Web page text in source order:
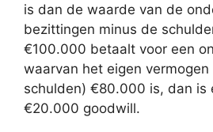
is dan de waarde van de
bezittingen minus de
€100.000 betaalt voor een
waarvan het eigen
schulden) €80.000 is, dan is
€20.000 goodwill.